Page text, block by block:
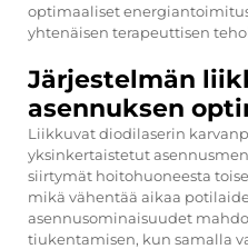
optimaaliset
yhtenäisen terapeuttisen
Järjestelmän
asennuksen
Liikkuvat diodilaserin
yksinkertaistetut
siirtymät hoitohuoneesta
mikä vähentää aikaa
asennusominaisuudet
tiukentamisen, kun samalla